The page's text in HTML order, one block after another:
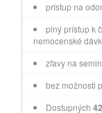
prístup na
plný prístup k
nemocenské
zľavy na
bez možnosti
Dostupných 42